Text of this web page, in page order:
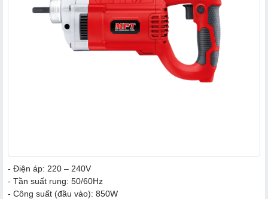
- Điện áp: 220 – 240V
- Tần suất rung: 50/60Hz
- Công suất (đầu vào): 850W